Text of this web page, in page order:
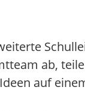
ab,
auf